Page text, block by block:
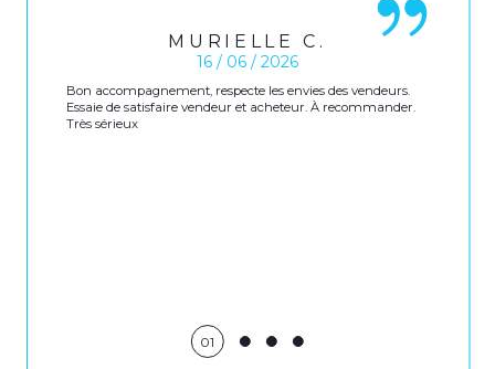
MURIELLE C.
16 / 06 / 2026
Bon accompagnement, respecte les envies des vendeurs.
Essaie de satisfaire vendeur et acheteur. À recommander.
Très sérieux
01